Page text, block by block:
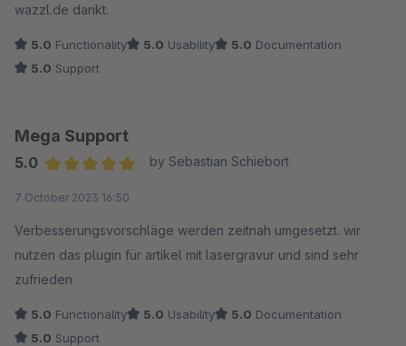
wazzl.de dankt.
5.0 Functionality 5.0 Usability 5.0 Documentation
5.0 Support
Mega Support
5.0
by Sebastian Schiebort
7 October 2023 16:50
Verbesserungsvorschläge werden zeitnah umgesetzt. wir
nutzen das plugin für artikel mit lasergravur und sind sehr
zufrieden
5.0 Functionality 5.0 Usability 5.0 Documentation
5.0 Support